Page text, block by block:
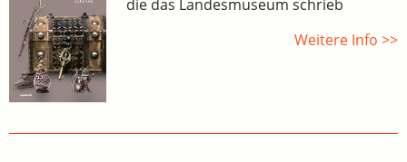
die das Landesmuseum schrieb
Weitere Info >>